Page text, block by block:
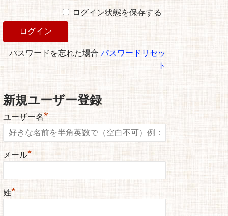
ログイン状態を保存する
パスワードを忘れた場合パスワードリセッ
ト
新規ユーザー登録
ユーザー名*
メール*
姓*